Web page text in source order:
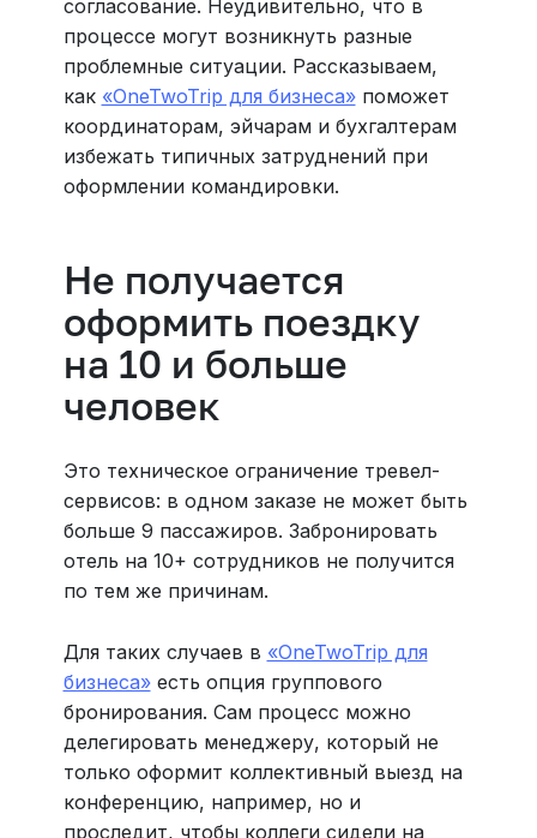
согласование. Неудивительно, что в
процессе могут возникнуть разные
проблемные ситуации. Рассказываем,
как «OneTwoTrip для бизнеса»поможет
координаторам, эйчарам и бухгалтерам
избежать типичных затруднений при
оформлении командировки.
Не получается
оформить поездку
на 10 и больше
человек
Это техническое ограничение тревел-
сервисов: в одном заказе не может быть
больше 9 пассажиров. Забронировать
отель на 10+ сотрудников не получится
по тем же причинам.
Для таких случаев в «OneTwoTrip для
бизнеса»есть опция группового
бронирования. Сам процесс можно
делегировать менеджеру, который не
только оформит коллективный выезд на
конференцию, например, но и
проследит, чтобы коллеги сидели на